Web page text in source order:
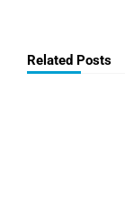
Related Posts